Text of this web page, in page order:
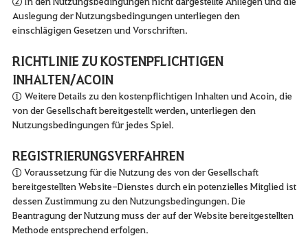
Auslegung der Nutzungsbedingungen unterliegen den
einschlägigen Gesetzen und Vorschriften.
RICHTLINIE ZU KOSTENPFLICHTIGEN
INHALTEN/ACOIN
① Weitere Details zu den kostenpflichtigen Inhalten und Acoin, die
von der Gesellschaft bereitgestellt werden, unterliegen den
Nutzungsbedingungen für jedes Spiel.
REGISTRIERUNGSVERFAHREN
① Voraussetzung für die Nutzung des von der Gesellschaft
bereitgestellten Website-Dienstes durch ein potenzielles Mitglied ist
dessen Zustimmung zu den Nutzungsbedingungen. Die
Beantragung der Nutzung muss der auf der Website bereitgestellten
Methode entsprechend erfolgen.